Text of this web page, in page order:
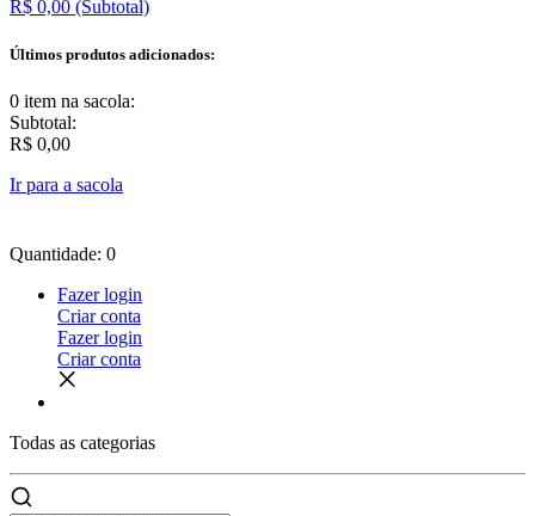
R$ 0,00 (Subtotal)
Últimos produtos adicionados:
0 item na sacola:
Subtotal:
R$ 0,00
Ir para a sacola
Quantidade: 0
Fazer login
Criar conta
Fazer login
Criar conta
Todas as categorias